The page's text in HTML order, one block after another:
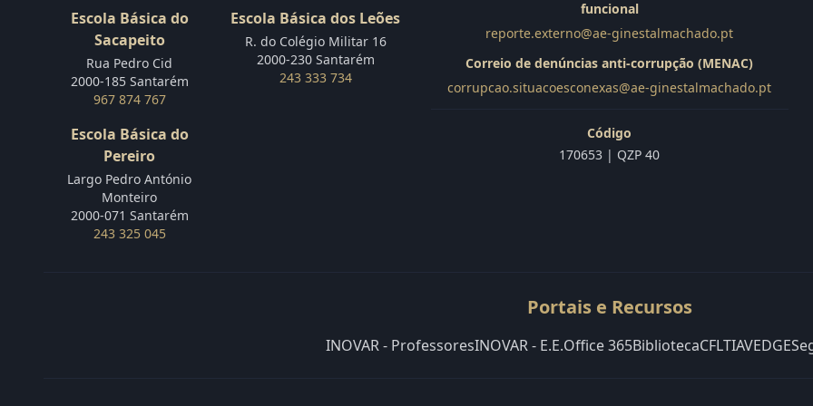
Escola Básica do
Sacapeito
Rua Pedro Cid
2000-185 Santarém
967 874 767
Escola Básica dos Leões
R. do Colégio Militar 16
2000-230 Santarém
243 333 734
Escola Básica do
Pereiro
Largo Pedro António
Monteiro
2000-071 Santarém
243 325 045
funcional
reporte.externo@ae-ginestalmachado.pt
Correio de denúncias anti-corrupção (MENAC)
corrupcao.situacoesconexas@ae-ginestalmachado.pt
Código
170653 | QZP 40
Portais e Recursos
INOVAR - ProfessoresINOVAR - E.E.Office 365BibliotecaCFLTIAVEDGE